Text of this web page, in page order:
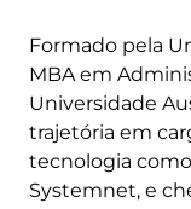
Formado pela
MBA em
Universidade
trajetória em
tecnologia como
Systemnet, e